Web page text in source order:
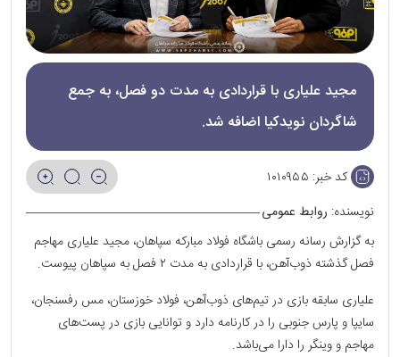
مجید علیاری با قراردادی به مدت دو فصل، به جمع
شاگردان نویدکیا اضافه شد.
کد خبر: ۱۰۱۰۹۵۵
نویسنده: روابط عمومی
به گزارش رسانه رسمی باشگاه فولاد مبارکه سپاهان، مجید علیاری مهاجم
فصل گذشته ذوب‌آهن، با قراردادی به مدت ۲ فصل به سپاهان پیوست.
علیاری سابقه بازی در تیم‌های ذوب‌آهن، فولاد خوزستان، مس رفسنجان،
سایپا و پارس جنوبی را در کارنامه دارد و توانایی بازی در پست‌های
مهاجم و وینگر را دارا می‌باشد.